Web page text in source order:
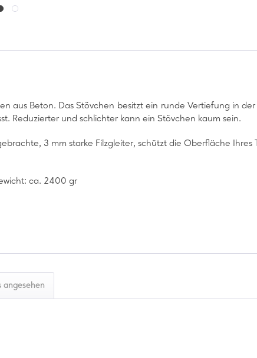
aus Beton. Das Stövchen besitzt ein runde Vertiefung in
Reduzierter und schlichter kann ein Stövchen kaum sein.
3 mm starke Filzgleiter, schützt die Oberfläche Ihres
ca. 2400 gr
angesehen